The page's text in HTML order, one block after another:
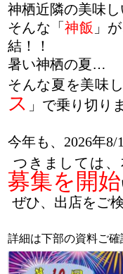
神栖近隣の美味
そんな「神飯 」
結！！
暑い神栖の夏…
そんな夏を美味
ス 」で乗り切り
今年も、2026年8/
つきましては
募集を開始
ぜひ、出店をご
詳細は下部の資料ご確